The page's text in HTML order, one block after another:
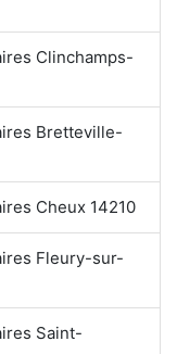
Clinchamps-
Bretteville-
Cheux 14210
Fleury-sur-
Saint-